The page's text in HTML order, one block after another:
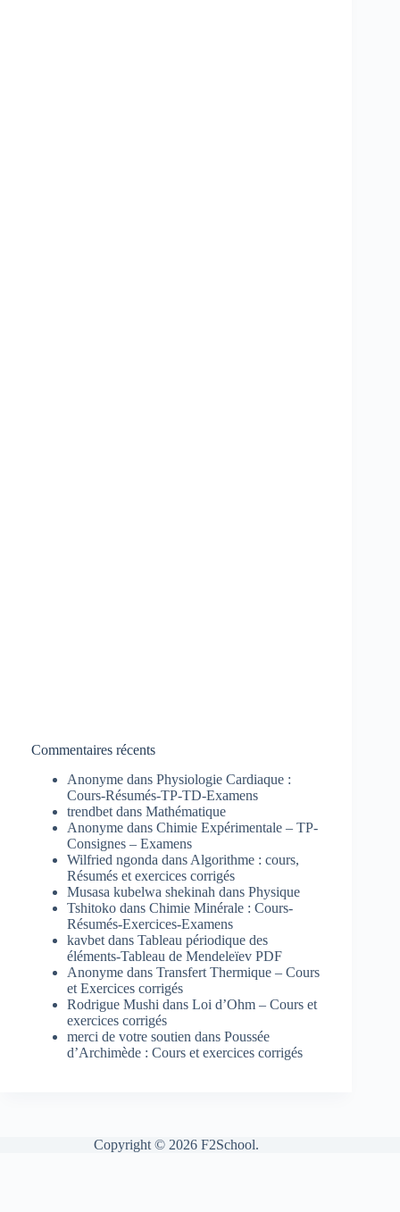
Commentaires récents
Anonyme dans Physiologie Cardiaque :
Cours-Résumés-TP-TD-Examens
trendbet dans Mathématique
Anonyme dans Chimie Expérimentale – TP-
Consignes – Examens
Wilfried ngonda dans Algorithme : cours,
Résumés et exercices corrigés
Musasa kubelwa shekinah dans Physique
Tshitoko dans Chimie Minérale : Cours-
Résumés-Exercices-Examens
kavbet dans Tableau périodique des
éléments-Tableau de Mendeleïev PDF
Anonyme dans Transfert Thermique – Cours
et Exercices corrigés
Rodrigue Mushi dans Loi d’Ohm – Cours et
exercices corrigés
merci de votre soutien dans Poussée
d’Archimède : Cours et exercices corrigés
Copyright © 2026 F2School.